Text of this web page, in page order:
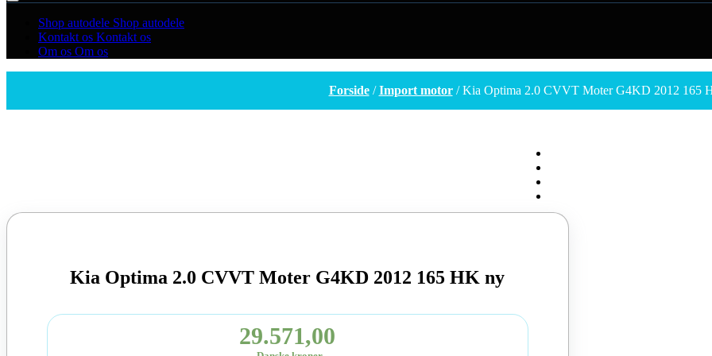
Shop autodele Shop autodele
Kontakt os Kontakt os
Om os Om os
Forside/Import motor/ Kia Optima 2.0 CVVT Moter G4KD 2012 165
Kia Optima 2.0 CVVT Moter G4KD 2012 165 HK ny
29.571,00